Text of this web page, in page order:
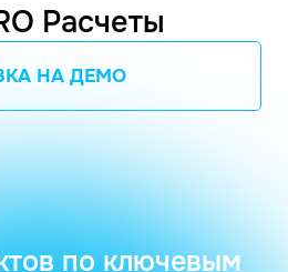
Расчеты
НА ДЕМО
по ключевым